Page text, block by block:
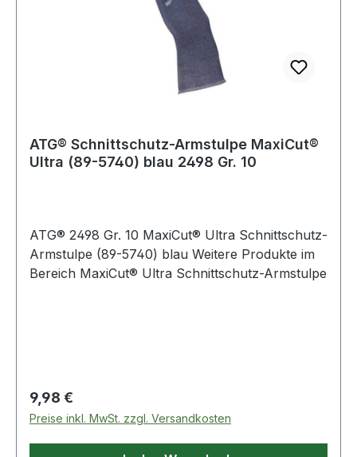
ATG® Schnittschutz-Armstulpe MaxiCut®
Ultra (89-5740) blau 2498 Gr. 10
ATG® 2498 Gr. 10 MaxiCut® Ultra Schnittschutz-
Armstulpe (89-5740) blau Weitere Produkte im
Bereich MaxiCut® Ultra Schnittschutz-Armstulpe
Regulärer Preis:
9,98 €
Preise inkl. MwSt. zzgl. Versandkosten